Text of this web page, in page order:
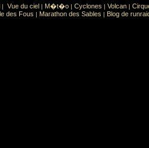
Sport Sports extr�mes
| Vue du ciel | M�t�o | Cyclones | Volcan |
des Fous | Marathon des Sables | Blog de